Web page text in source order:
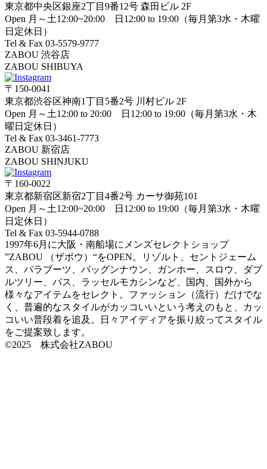
東京都中央区銀座2丁目9番12号 森田ビル 2F
Open 月～土12:00~20:00 日12:00 to 19:00（毎月第3水・木曜
日定休日）
Tel & Fax 03-5579-9777
ZABOU 渋谷店
ZABOU SHIBUYA
〒150-0041
東京都渋谷区神南1丁目5番2号 川村ビル 2F
Open 月～土12:00 to 20:00 日12:00 to 19:00（毎月第3水・木
曜日定休日）
Tel & Fax 03-3461-7773
ZABOU 新宿店
ZABOU SHINJUKU
〒160-0022
東京都新宿区新宿2丁目4番2号 カーサ御苑101
Open 月～土12:00~20:00 日12:00 to 19:00（毎月第3水・木曜
日定休日）
Tel & Fax 03-5944-0788
1997年6月に大阪・南船場にメンズセレクトショップ
”ZABOU （ザボウ）“をOPEN。リゾルト、セントジェーム
ス、パラブーツ、バッグンナウン、ガンホー、スロウ、ダブ
ルツリー、バス、ラッセルモカシンなど、国内、国外から
様々なアイテムをセレクト。ファッション（流行）だけでな
く、普遍的なスタイルがカッコいいという考えのもと、カッ
コいい普段着を追及。日々アイディアを振り絞ってスタイル
をご提案致します。
©2025 株式会社ZABOU